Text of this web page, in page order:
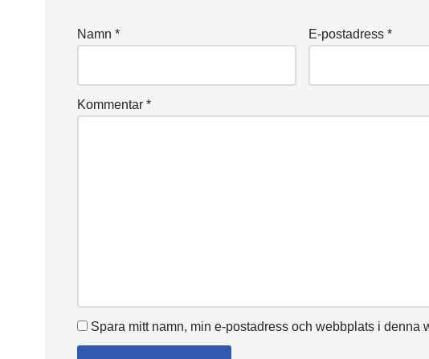
Namn * E-postadress *
Kommentar *
Spara mitt namn, min e-postadress och webbplats i